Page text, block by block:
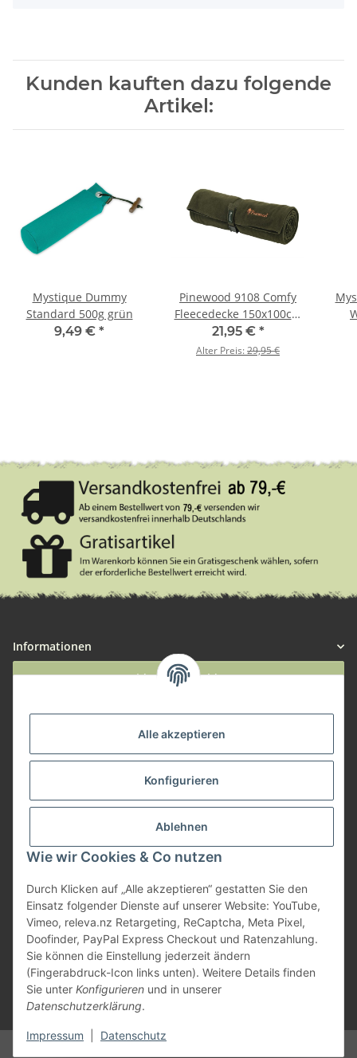
Alle akzeptieren
Konfigurieren
Ablehnen
Wie wir Cookies & Co nutzen
Durch Klicken auf „Alle akzeptieren“ gestatten Sie den
Einsatz folgender Dienste auf unserer Website: YouTube,
Vimeo, releva.nz Retargeting, ReCaptcha, Meta Pixel,
Doofinder, PayPal Express Checkout und Ratenzahlung.
Sie können die Einstellung jederzeit ändern
(Fingerabdruck-Icon links unten). Weitere Details finden
Sie unter Konfigurieren und in unserer
Datenschutzerklärung.
Impressum Datenschutz
Kunden kauften dazu folgende
Artikel:
Mystique Dummy
Standard 500g grün
9,49 € *
Pinewood 9108 Comfy
Fleecedecke 150x100cm
jagdgrün
21,95 € *
Alter Preis:29,95 €
Informationen
Widerruf anmelden
Herstellerinformationen
* Alle Preise inkl. gesetzlicher USt., zzgl.